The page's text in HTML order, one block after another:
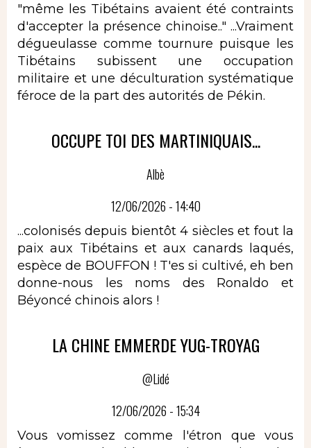
"même les Tibétains avaient été contraints
d'accepter la présence chinoise.." ...Vraiment
dégueulasse comme tournure puisque les
Tibétains subissent une occupation
militaire et une déculturation systématique
féroce de la part des autorités de Pékin.
OCCUPE TOI DES MARTINIQUAIS...
Albè
12/06/2026 - 14:40
...colonisés depuis bientôt 4 siècles et fout la
paix aux Tibétains et aux canards laqués,
espèce de BOUFFON ! T'es si cultivé, eh ben
donne-nous les noms des Ronaldo et
Béyoncé chinois alors !
LA CHINE EMMERDE YUG-TROYAG
@Lidé
12/06/2026 - 15:34
Vous vomissez comme l'étron que vous